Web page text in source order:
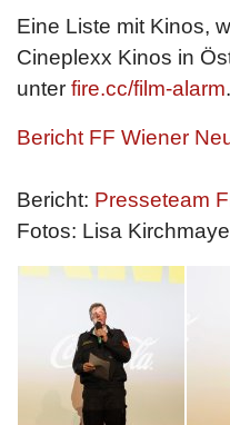
Eine Liste mit Kinos,
Cineplexx Kinos in
unter fire.cc/film-alarm.
Bericht FF Wiener
Bericht: Presseteam
Fotos: Lisa